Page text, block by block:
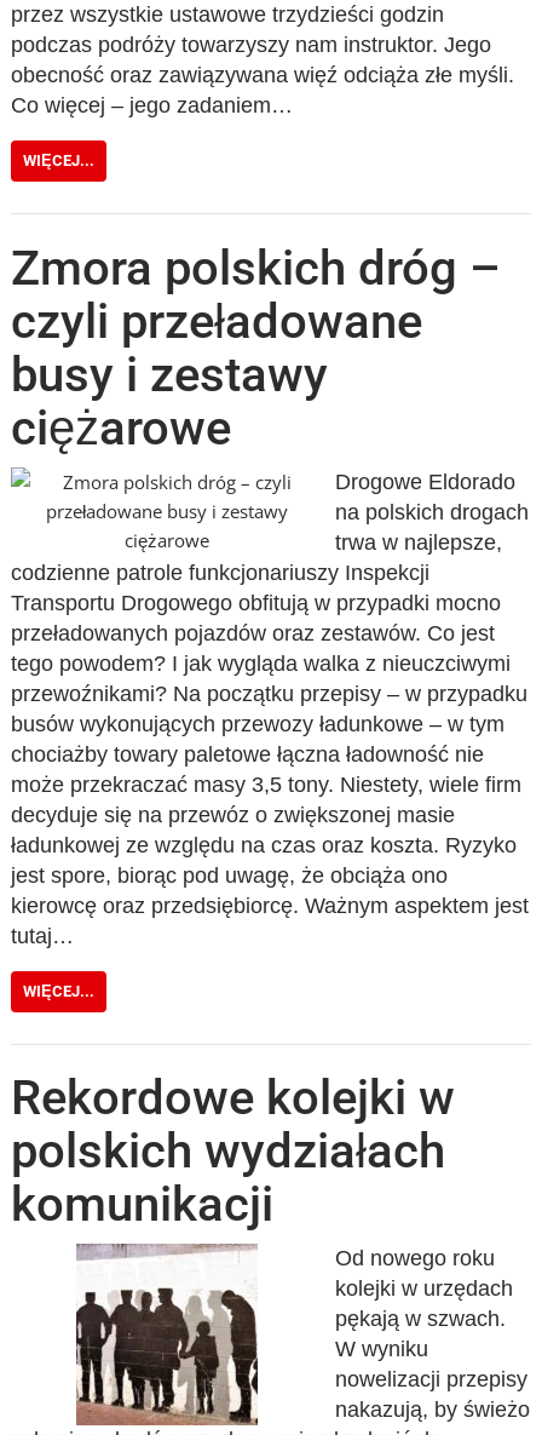
przez wszystkie ustawowe trzydzieści godzin
podczas podróży towarzyszy nam instruktor. Jego
obecność oraz zawiązywana więź odciąża złe myśli.
Co więcej – jego zadaniem…
WIĘCEJ...
Zmora polskich dróg –
czyli przeładowane
busy i zestawy
ciężarowe
Drogowe Eldorado
na polskich drogach
trwa w najlepsze,
codzienne patrole funkcjonariuszy Inspekcji
Transportu Drogowego obfitują w przypadki mocno
przeładowanych pojazdów oraz zestawów. Co jest
tego powodem? I jak wygląda walka z nieuczciwymi
przewoźnikami? Na początku przepisy – w przypadku
busów wykonujących przewozy ładunkowe – w tym
chociażby towary paletowe łączna ładowność nie
może przekraczać masy 3,5 tony. Niestety, wiele firm
decyduje się na przewóz o zwiększonej masie
ładunkowej ze względu na czas oraz koszta. Ryzyko
jest spore, biorąc pod uwagę, że obciąża ono
kierowcę oraz przedsiębiorcę. Ważnym aspektem jest
tutaj…
WIĘCEJ...
Rekordowe kolejki w
polskich wydziałach
komunikacji
Od nowego roku
kolejki w urzędach
pękają w szwach.
W wyniku
nowelizacji przepisy
nakazują, by świeżo